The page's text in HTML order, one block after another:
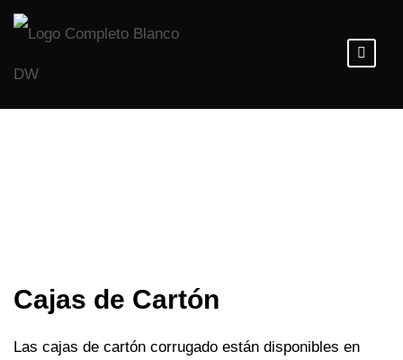
Cajas de Cartón
Las cajas de cartón corrugado están disponibles en